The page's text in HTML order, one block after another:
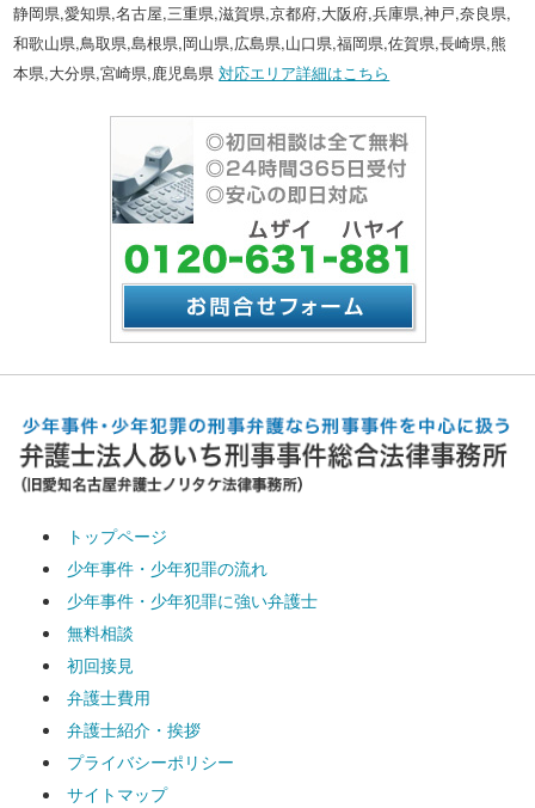
静岡県,愛知県,名古屋,三重県,滋賀県,京都府,大阪府,兵庫県,神戸,奈良県,
和歌山県,鳥取県,島根県,岡山県,広島県,山口県,福岡県,佐賀県,長崎県,熊
本県,大分県,宮崎県,鹿児島県対応エリア詳細はこちら
トップページ
少年事件・少年犯罪の流れ
少年事件・少年犯罪に強い弁護士
無料相談
初回接見
弁護士費用
弁護士紹介・挨拶
プライバシーポリシー
サイトマップ